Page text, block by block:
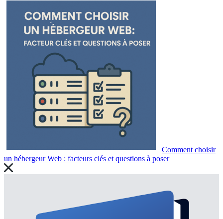
Comment choisir
un hébergeur Web : facteurs clés et questions à poser